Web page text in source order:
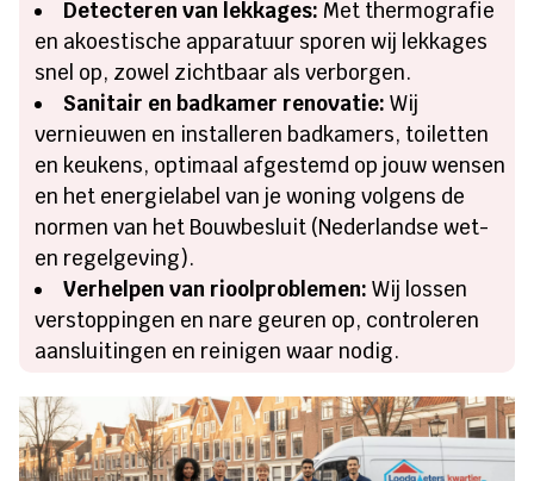
Detecteren van lekkages: Met thermografie
en akoestische apparatuur sporen wij lekkages
snel op, zowel zichtbaar als verborgen.
Sanitair en badkamer renovatie: Wij
vernieuwen en installeren badkamers, toiletten
en keukens, optimaal afgestemd op jouw wensen
en het energielabel van je woning volgens de
normen van het Bouwbesluit (Nederlandse wet-
en regelgeving).
Verhelpen van rioolproblemen: Wij lossen
verstoppingen en nare geuren op, controleren
aansluitingen en reinigen waar nodig.